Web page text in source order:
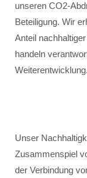
unseren CO2-
Beteiligung. Wir
Anteil
handeln
Weiterentwicklung.
Unser
Zusammenspiel
der Verbindung